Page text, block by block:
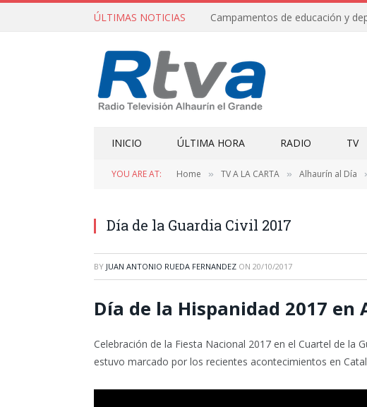
ÚLTIMAS NOTICIAS
INICIO ÚLTIMA HORA RADIO TV
YOU ARE AT: Home » TV A LA CARTA » Alhaurín al Día
Día de la Guardia Civil 2017
BY JUAN ANTONIO RUEDA FERNANDEZ ON 20/10/2017
Día de la Hispanidad 2017
Celebración de la Fiesta Nacional 2017 en el Cuartel de la
estuvo marcado por los recientes acontecimientos en